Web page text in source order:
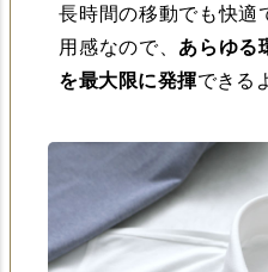
長時間の移動でも快適
用感なので、 あらゆる
を最大限に発揮できる